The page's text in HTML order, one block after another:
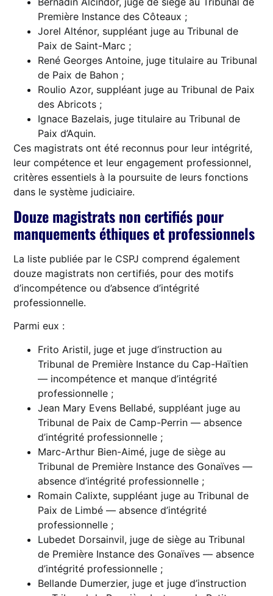
Première Instance des Côteaux ;
Jorel Alténor, suppléant juge au Tribunal de
Paix de Saint-Marc ;
René Georges Antoine, juge titulaire au Tribunal
de Paix de Bahon ;
Roulio Azor, suppléant juge au Tribunal de Paix
des Abricots ;
Ignace Bazelais, juge titulaire au Tribunal de
Paix d’Aquin.
Ces magistrats ont été reconnus pour leur intégrité,
leur compétence et leur engagement professionnel,
critères essentiels à la poursuite de leurs fonctions
dans le système judiciaire.
Douze magistrats non certifiés pour
manquements éthiques et professionnels
La liste publiée par le CSPJ comprend également
douze magistrats non certifiés, pour des motifs
d’incompétence ou d’absence d’intégrité
professionnelle.
Parmi eux :
Frito Aristil, juge et juge d’instruction au
Tribunal de Première Instance du Cap-Haïtien
— incompétence et manque d’intégrité
professionnelle ;
Jean Mary Evens Bellabé, suppléant juge au
Tribunal de Paix de Camp-Perrin — absence
d’intégrité professionnelle ;
Marc-Arthur Bien-Aimé, juge de siège au
Tribunal de Première Instance des Gonaïves —
absence d’intégrité professionnelle ;
Romain Calixte, suppléant juge au Tribunal de
Paix de Limbé — absence d’intégrité
professionnelle ;
Lubedet Dorsainvil, juge de siège au Tribunal
de Première Instance des Gonaïves — absence
d’intégrité professionnelle ;
Bellande Dumerzier, juge et juge d’instruction